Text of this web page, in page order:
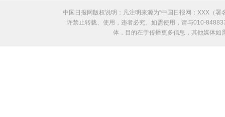
中国日报网版权说明：凡注明来源为“中国日报网：XXX（
许禁止转载、使用，违者必究。如需使用，请与010-
体，目的在于传播更多信息，其他媒体